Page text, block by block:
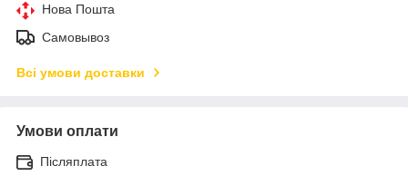
Нова Пошта
Самовывоз
Всі умови доставки
Умови оплати
Післяплата